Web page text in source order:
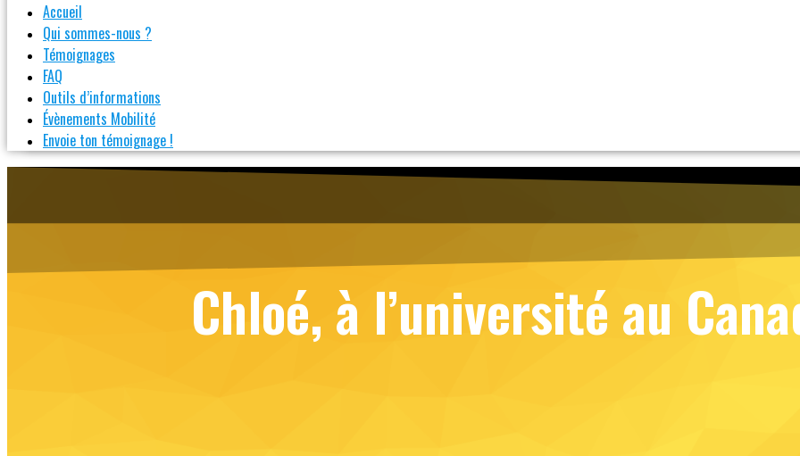
Accueil
Qui sommes-nous ?
Témoignages
FAQ
Outils d’informations
Évènements Mobilité
Envoie ton témoignage !
Chloé, à l’université au